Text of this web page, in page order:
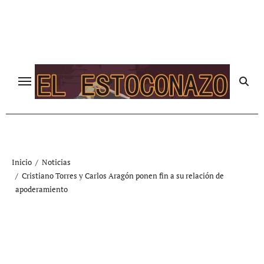
Inicio
Noticias
Cristiano Torres y Carlos Aragón ponen fin a su relación de
apoderamiento